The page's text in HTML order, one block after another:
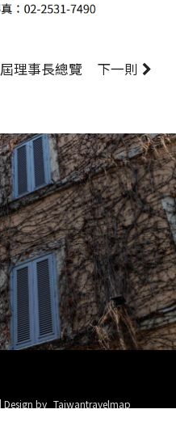
理事長總覽 下一則
Design by Taiwantravelmap